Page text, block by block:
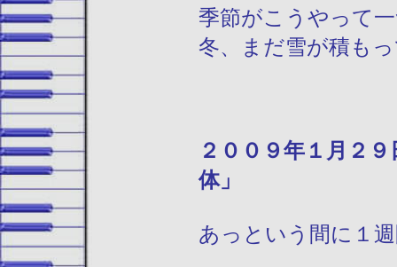
季節がこうやって
冬、まだ雪が積も
２００９年
体」
あっという間に１